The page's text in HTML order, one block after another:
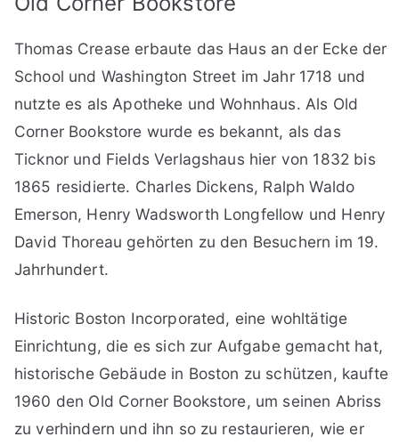
Thomas Crease erbaute das Haus an der Ecke der
School und Washington Street im Jahr 1718 und
nutzte es als Apotheke und Wohnhaus. Als Old
Corner Bookstore wurde es bekannt, als das
Ticknor und Fields Verlagshaus hier von 1832 bis
1865 residierte. Charles Dickens, Ralph Waldo
Emerson, Henry Wadsworth Longfellow und Henry
David Thoreau gehörten zu den Besuchern im 19.
Jahrhundert.
Historic Boston Incorporated, eine wohltätige
Einrichtung, die es sich zur Aufgabe gemacht hat,
historische Gebäude in Boston zu schützen, kaufte
1960 den Old Corner Bookstore, um seinen Abriss
zu verhindern und ihn so zu restaurieren, wie er